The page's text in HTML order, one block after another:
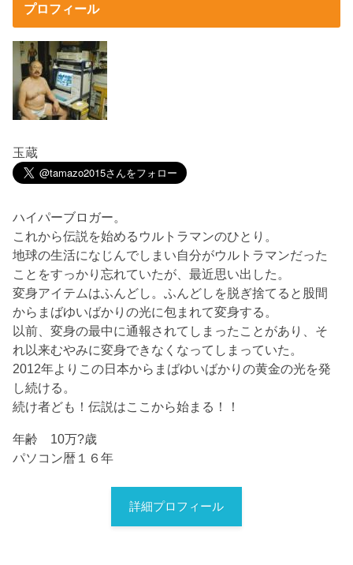
プロフィール
玉蔵
ハイパーブロガー。
これから伝説を始めるウルトラマンのひとり。
地球の生活になじんでしまい自分がウルトラマンだった
ことをすっかり忘れていたが、最近思い出した。
変身アイテムはふんどし。ふんどしを脱ぎ捨てると股間
からまばゆいばかりの光に包まれて変身する。
以前、変身の最中に通報されてしまったことがあり、そ
れ以来むやみに変身できなくなってしまっていた。
2012年よりこの日本からまばゆいばかりの黄金の光を発
し続ける。
続け者ども！伝説はここから始まる！！
年齢 10万?歳
パソコン暦１６年
詳細プロフィール